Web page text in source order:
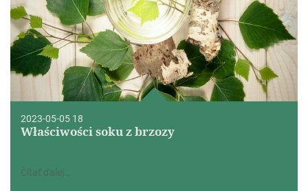
2023-05-05 18
Właściwości soku z brzozy
Čítať ďalej…